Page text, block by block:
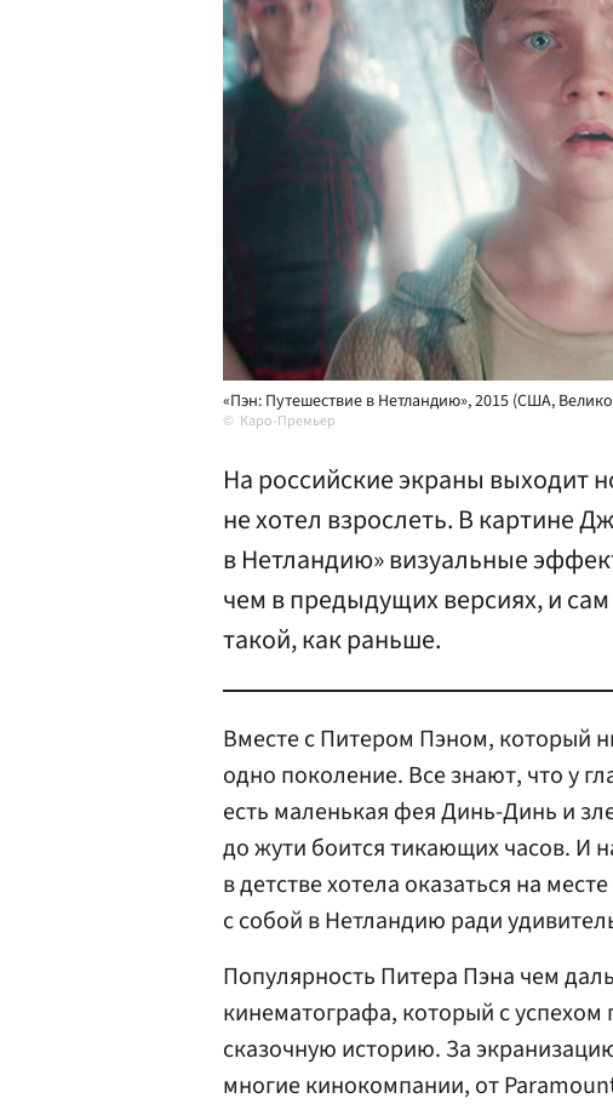
«Пэн: Путешествие в Нетландию», 2015 (США,
Каро-Премьер
На российские экраны выходит
не хотел взрослеть. В картине
в Нетландию» визуальные
чем в предыдущих версиях, и
такой, как раньше.
Вместе с Питером Пэном, который
одно поколение. Все знают, что у
есть маленькая фея Динь-Динь и
до жути боится тикающих часов. И
в детстве хотела оказаться на
с собой в Нетландию ради
Популярность Питера Пэна чем
кинематографа, который с успехом
сказочную историю. За
многие кинокомпании, от